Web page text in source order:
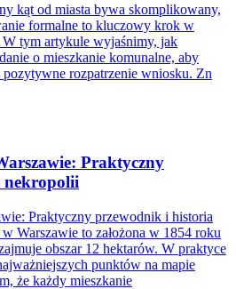
kąt od miasta bywa skomplikowany,
formalne to kluczowy krok w
tym artykule wyjaśnimy, jak
o mieszkanie komunalne, aby
rozpatrzenie wniosku. Zn
Praktyczny
nekropolii
Praktyczny przewodnik i historia
Warszawie to założona w 1854 roku
obszar 12 hektarów. W praktyce
punktów na mapie
że każdy mieszkanie